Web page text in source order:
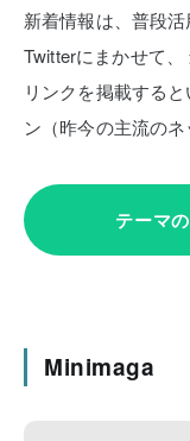
新着情報は、普段活
Twitterにまかせて、
リンクを掲載すると
ン（昨今の主流の
テーマ
Minimaga